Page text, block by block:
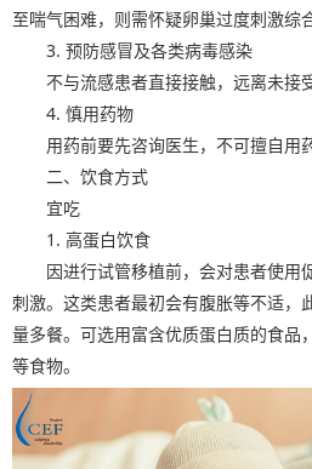
至喘气困难，则需怀疑卵巢过度刺激综
3. 预防感冒及各类病毒感染
不与流感患者直接接触，远离未接受
4. 慎用药物
用药前要先咨询医生，不可擅自用药
二、饮食方式
宜吃
1. 高蛋白饮食
因进行试管移植前，会对患者使用
刺激。这类患者最初会有腹胀等不适，
量多餐。可选用富含优质蛋白质的食品
等食物。